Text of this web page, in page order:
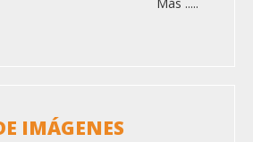
IMÁGENES